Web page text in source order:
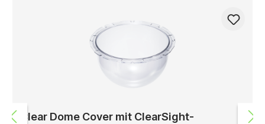
Clear Dome Cover mit ClearSight-